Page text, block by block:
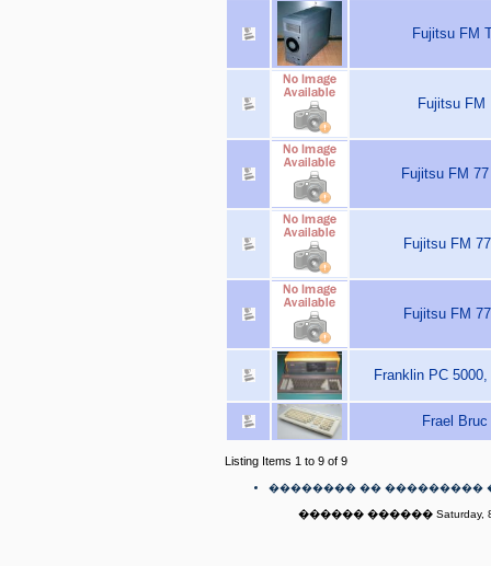
Fujitsu FM
Fujitsu FM
Fujitsu FM
Fujitsu FM
Fujitsu FM
Franklin PC
Frael
Listing Items 1 to 9 of 9
�������� �� ���������
������ ������ Saturday,